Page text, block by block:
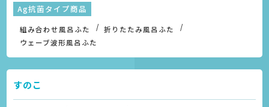
Ag抗菌タイプ商品
組み合わせ風呂ふた
折りたたみ風呂ふた
ウェーブ波形風呂ふた
すのこ